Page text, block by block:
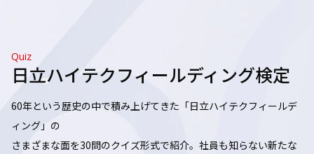
Quiz
日立ハイテクフィールディング検定
60年という歴史の中で積み上げてきた「日立ハイテクフィールデ
ィング」の
さまざまな面を30問のクイズ形式で紹介。社員も知らない新たな